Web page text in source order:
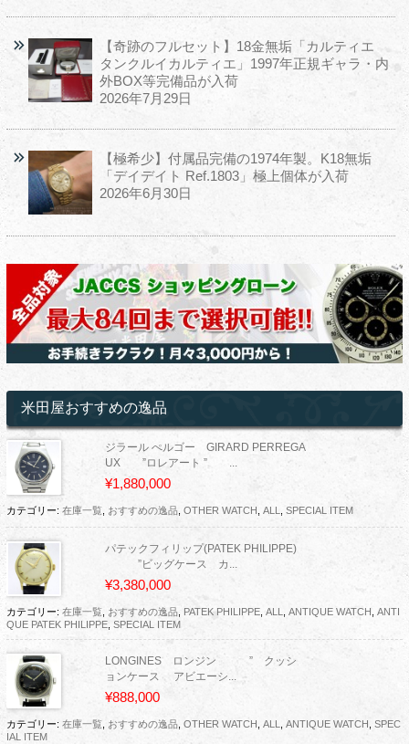
【奇跡のフルセット】18金無垢「カルティエ
タンクルイカルティエ」1997年正規ギャラ・内
外BOX等完備品が入荷
2026年7月29日
【極希少】付属品完備の1974年製。K18無垢
「デイデイト Ref.1803」極上個体が入荷
2026年6月30日
米田屋おすすめの逸品
ジラール ぺルゴー GIRARD PERREGA
UX ”ロレアート ” ...
¥1,880,000
カテゴリー: 在庫一覧, おすすめの逸品, OTHER WATCH ALL SPECIAL ITEM
パテックフィリップ(PATEK PHILIPPE)
”ビッグケース カ...
¥3,380,000
カテゴリー: 在庫一覧, おすすめの逸品, PATEK PHILIPPE, ALL ANTIQUE WATCH ANTI
QUE PATEK PHILIPPE, SPECIAL ITEM
LONGINES ロンジン ” クッシ
ョンケース アビエーシ...
¥888,000
カテゴリー: 在庫一覧, おすすめの逸品, OTHER WATCH , ALL, ANTIQUE WATCH , SPEC
IAL ITEM